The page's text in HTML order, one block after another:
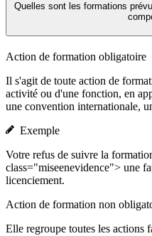
Quelles sont les formations
Action de formation obligatoire
Il s'agit de toute action de
activité ou d'une fonction, en
une convention internationale,
Exemple
Votre refus de suivre la
class="miseenevidence"> une
licenciement.
Action de formation non
Elle regroupe toutes les actions